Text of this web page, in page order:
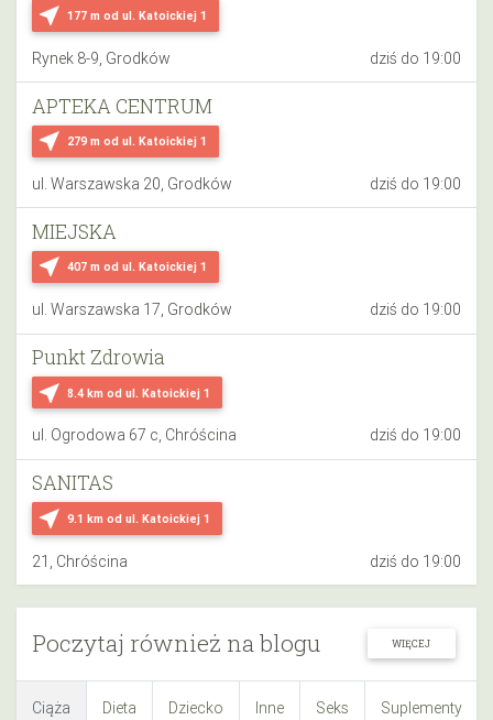
near_me 177 m od ul. Katoickiej 1
Rynek 8-9, Grodków dziś do 19:00
near_me 279 m od ul. Katoickiej 1
APTEKA CENTRUM
ul. Warszawska 20, Grodków dziś do 19:00
near_me 407 m od ul. Katoickiej 1
MIEJSKA
ul. Warszawska 17, Grodków dziś do 19:00
near_me 8.4 km od ul. Katoickiej 1
Punkt Zdrowia
ul. Ogrodowa 67 c, Chróścina dziś do 19:00
near_me 9.1 km od ul. Katoickiej 1
SANITAS
21, Chróścina dziś do 19:00
Poczytaj również na blogu WIĘCEJ
Ciąża Dieta Dziecko Inne Seks Suplementy